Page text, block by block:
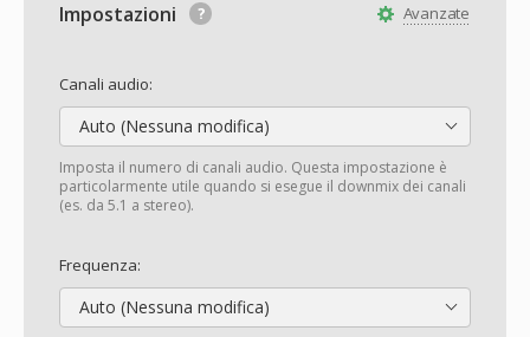
Avanzate
Impostazioni
Canali audio:
Auto (Nessuna modifica)
Imposta il numero di canali audio. Questa impostazione è
particolarmente utile quando si esegue il downmix dei canali
(es. da 5.1 a stereo).
Frequenza:
Auto (Nessuna modifica)